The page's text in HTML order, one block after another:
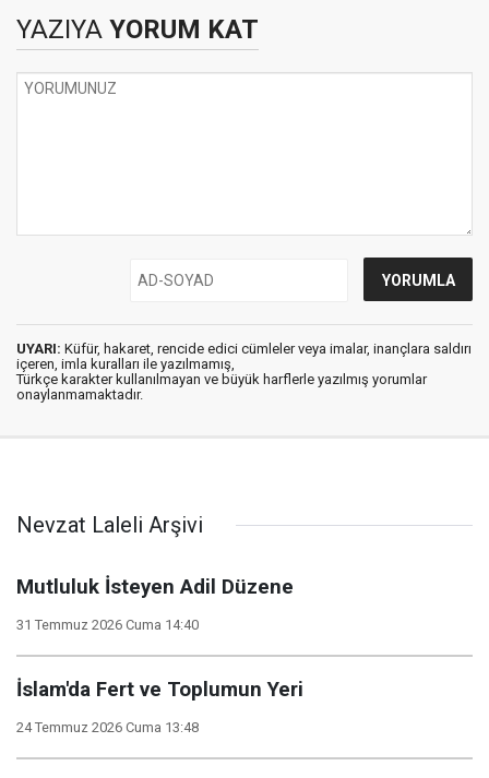
YAZIYA YORUM KAT
UYARI: Küfür, hakaret, rencide edici cümleler veya imalar, inançlara saldırı
içeren, imla kuralları ile yazılmamış,
Türkçe karakter kullanılmayan ve büyük harflerle yazılmış yorumlar
onaylanmamaktadır.
Nevzat Laleli Arşivi
Mutluluk İsteyen Adil Düzene
31 Temmuz 2026 Cuma 14:40
İslam'da Fert ve Toplumun Yeri
24 Temmuz 2026 Cuma 13:48